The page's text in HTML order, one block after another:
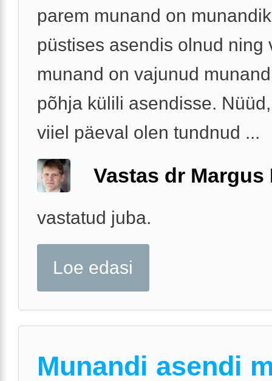
parem munand on
püstises asendis olnud ning
munand on vajunud
põhja külili asendisse.
viiel päeval olen tundnud ...
Vastas dr Margus
vastatud juba.
Loe edasi
Munandi asendi